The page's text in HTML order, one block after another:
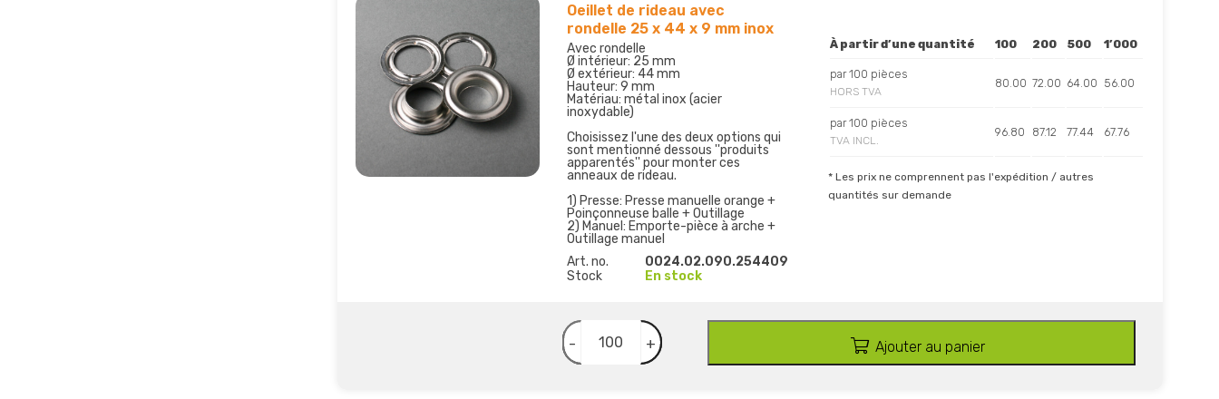
Oeillet de rideau avec
rondelle 25 x 44 x 9 mm inox
Avec rondelle
Ø intérieur: 25 mm
Ø extérieur: 44 mm
Hauteur: 9 mm
Matériau: métal inox (acier
inoxydable)
Choisissez l'une des deux options qui
sont mentionné dessous ''produits
apparentés'' pour monter ces
anneaux de rideau.
1) Presse: Presse manuelle orange +
Poinçonneuse balle + Outillage
2) Manuel: Emporte-pièce à arche +
Outillage manuel
Art. no.
0024.02.090.254409
Stock
En stock
À partir d’une quantité 100 200 500 1’000
par 100 pièces
HORS TVA
80.00 72.00 64.00 56.00
par 100 pièces
TVA INCL.
96.80 87.12 77.44 67.76
* Les prix ne comprennent pas l'expédition / autres
quantités sur demande
- + Ajouter au panier